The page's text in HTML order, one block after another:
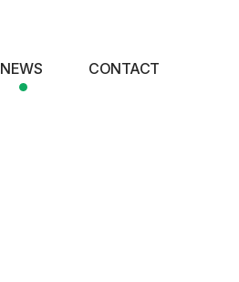
NEWS CONTACT